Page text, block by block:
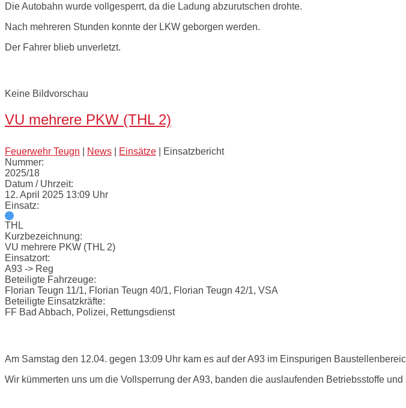
Die Autobahn wurde vollgesperrt, da die Ladung abzurutschen drohte.
Nach mehreren Stunden konnte der LKW geborgen werden.
Der Fahrer blieb unverletzt.
Keine Bildvorschau
VU mehrere PKW (THL 2)
Feuerwehr Teugn News Einsätze
Einsatzbericht
Nummer:
2025/18
Datum / Uhrzeit:
12. April 2025 13:09 Uhr
Einsatz:
THL
Kurzbezeichnung:
VU mehrere PKW (THL 2)
Einsatzort:
A93 -> Reg
Beteiligte Fahrzeuge:
Florian Teugn 11/1, Florian Teugn 40/1, Florian Teugn 42/1, VSA
Beteiligte Einsatzkräfte:
FF Bad Abbach, Polizei, Rettungsdienst
Am Samstag den 12.04. gegen 13:09 Uhr kam es auf der A93 im Einspurigen
Wir kümmerten uns um die Vollsperrung der A93, banden die auslaufenden Betriebsstoffe